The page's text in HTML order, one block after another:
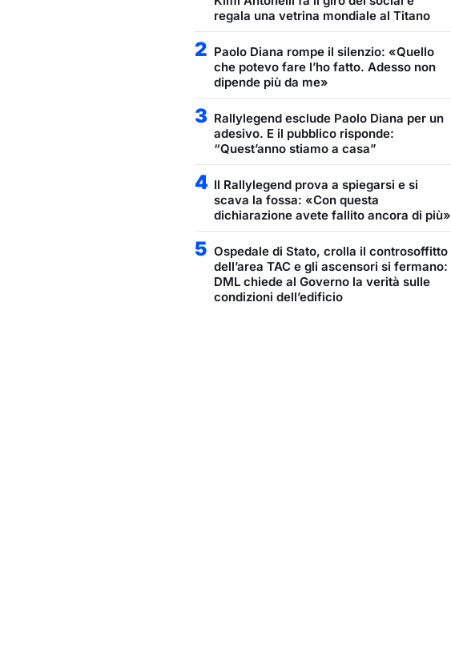
regala una vetrina mondiale al Titano
2 Paolo Diana rompe il silenzio: «Quello
che potevo fare l’ho fatto. Adesso non
dipende più da me»
3 Rallylegend esclude Paolo Diana per un
adesivo. E il pubblico risponde:
“Quest’anno stiamo a casa”
4 Il Rallylegend prova a spiegarsi e si
scava la fossa: «Con questa
dichiarazione avete fallito ancora di più»
5 Ospedale di Stato, crolla il controsoffitto
dell’area TAC e gli ascensori si fermano:
DML chiede al Governo la verità sulle
condizioni dell’edificio